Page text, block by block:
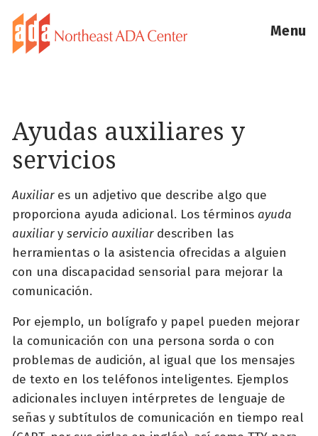
Menu
Ayudas auxiliares y
servicios
Auxiliares un adjetivo que describe algo que
proporciona ayuda adicional. Los términos ayuda
auxiliary servicio auxiliardescriben las
herramientas o la asistencia ofrecidas a alguien
con una discapacidad sensorial para mejorar la
comunicación.
Por ejemplo, un bolígrafo y papel pueden mejorar
la comunicación con una persona sorda o con
problemas de audición, al igual que los mensajes
de texto en los teléfonos inteligentes. Ejemplos
adicionales incluyen intérpretes de lenguaje de
señas y subtítulos de comunicación en tiempo real